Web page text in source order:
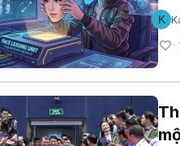
K